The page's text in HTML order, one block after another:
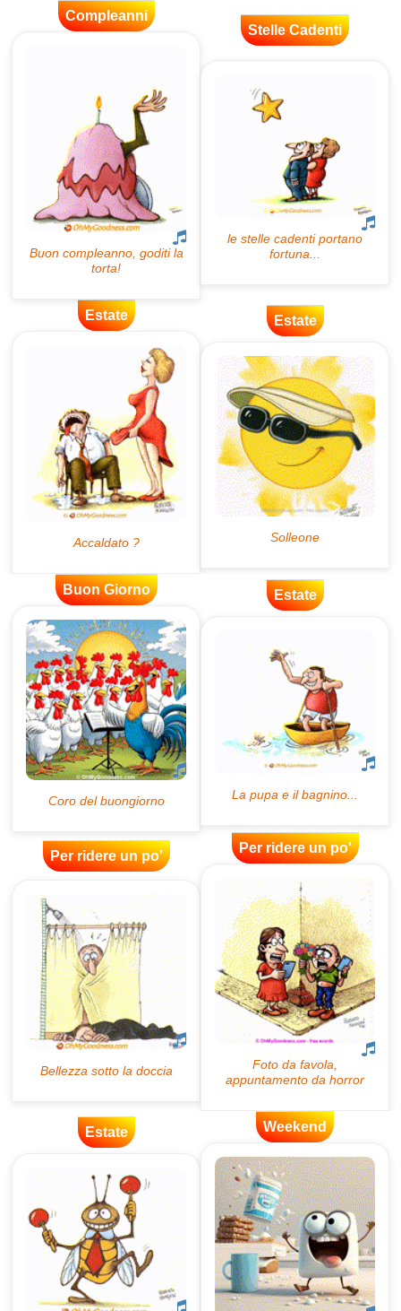
Compleanni
Stelle Cadenti
Estate Estate
Buon Giorno Estate
Per ridere un po'
Per ridere un po'
Estate Weekend